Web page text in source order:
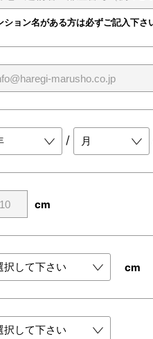
ション名がある方は必ずご記入
/
cm
cm